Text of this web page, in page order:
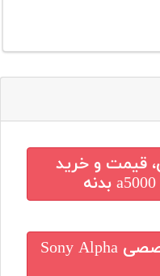
قیمت و خرید
Sony Alpha